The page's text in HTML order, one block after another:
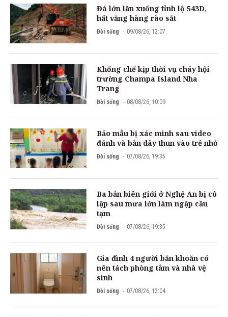
Đá lớn lăn xuống tỉnh lộ 543D,
hất văng hàng rào sắt
Đời sống 09/08/26, 12:07
Khống chế kịp thời vụ cháy hội
trường Champa Island Nha
Trang
Đời sống 08/08/26, 10:09
Bảo mẫu bị xác minh sau video
đánh và bắn dây thun vào trẻ nhỏ
Đời sống 07/08/26, 19:35
Ba bản biên giới ở Nghệ An bị cô
lập sau mưa lớn làm ngập cầu
tạm
Đời sống 07/08/26, 19:35
Gia đình 4 người băn khoăn có
nên tách phòng tắm và nhà vệ
sinh
Đời sống 07/08/26, 12:04